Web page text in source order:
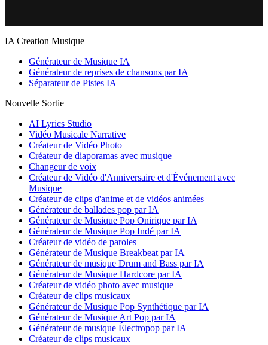
IA Creation Musique
Générateur de Musique IA
Générateur de reprises de chansons par IA
Séparateur de Pistes IA
Nouvelle Sortie
AI Lyrics Studio
Vidéo Musicale Narrative
Créateur de Vidéo Photo
Créateur de diaporamas avec musique
Changeur de voix
Créateur de Vidéo d'Anniversaire et d'Événement avec
Musique
Créateur de clips d'anime et de vidéos animées
Générateur de ballades pop par IA
Générateur de Musique Pop Onirique par IA
Générateur de Musique Pop Indé par IA
Créateur de vidéo de paroles
Générateur de Musique Breakbeat par IA
Générateur de musique Drum and Bass par IA
Générateur de Musique Hardcore par IA
Créateur de vidéo photo avec musique
Créateur de clips musicaux
Générateur de Musique Pop Synthétique par IA
Générateur de Musique Art Pop par IA
Générateur de musique Électropop par IA
Créateur de clips musicaux